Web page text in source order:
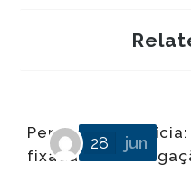
Pensão
fixada essa
28 jun